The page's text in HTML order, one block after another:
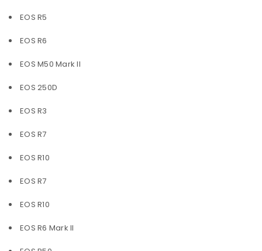
EOS R5
EOS R6
EOS M50 Mark II
EOS 250D
EOS R3
EOS R7
EOS R10
EOS R7
EOS R10
EOS R6 Mark II